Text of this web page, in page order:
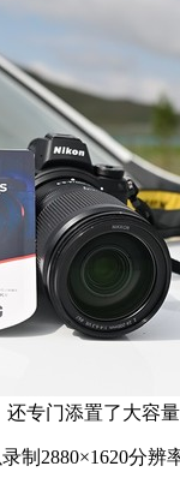
还专门添置了大容
制2880×1620分